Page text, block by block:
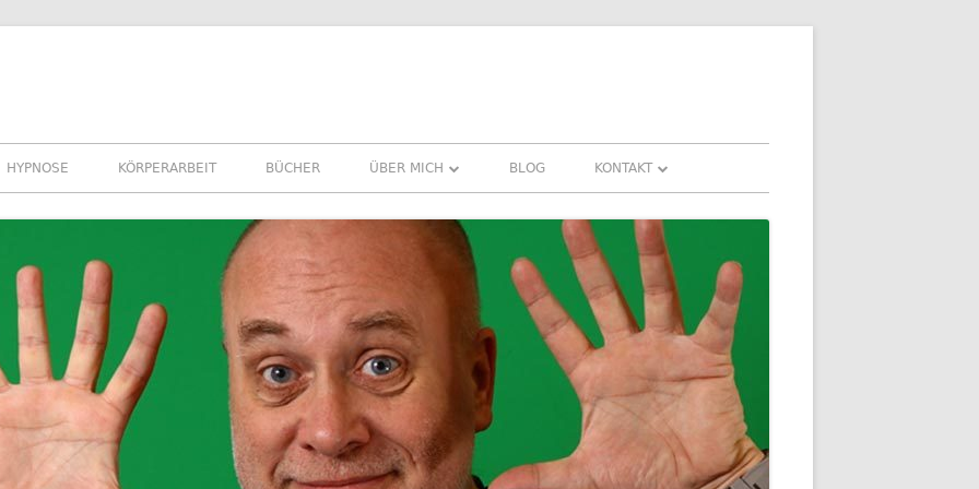
HYPNOSE KÖRPERARBEIT BÜCHER ÜBER MICH
REFERENZEN ERFAHRUNGEN UND
NEWSLETTER
BLOG KONTAKT
DOWNLOADS
FAQ
DATENSCHUTZ
IMPRESSUM